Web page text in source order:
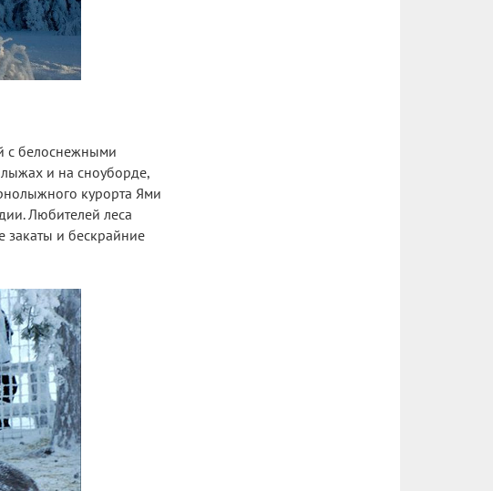
с белоснежными
и на сноуборде,
курорта Ями
Любителей леса
и бескрайние